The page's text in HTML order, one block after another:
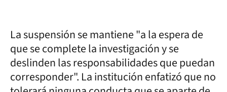
La suspensión se mantiene "a la espera de
que se complete la investigación y se
deslinden las responsabilidades que puedan
corresponder". La institución enfatizó que no